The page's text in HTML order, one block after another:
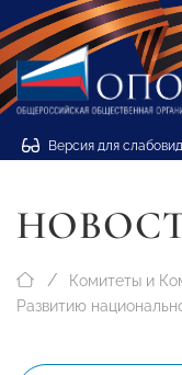
Версия для
Комитеты и